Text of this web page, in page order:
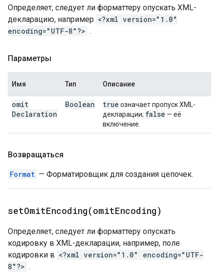
Определяет, следует ли форматтеру опускать XML-
декларацию, например <?xml version="1.0"
encoding="UTF-8"?> .
Параметры
Имя Тип Описание
omit
Declaration
Boolean true означает пропуск XML-
декларации; false — её
включение.
Возвращаться
Format — Форматировщик для создания цепочек.
setOmitEncoding(omitEncoding)
Определяет, следует ли форматтеру опускать
кодировку в XML-декларации, например, поле
кодировки в <?xml version="1.0" encoding="UTF-
8"?> .